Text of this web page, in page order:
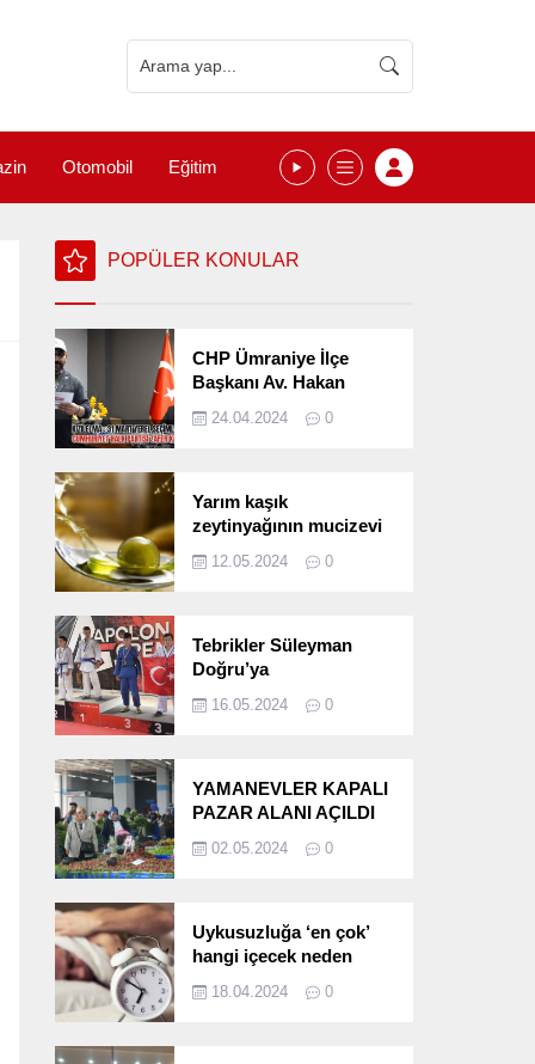
Otomobil Eğitim
POPÜLER KONULAR
CHP Ümraniye İlçe
Başkanı Av. Hakan
Seçimlerini
24.04.2024 0
Yarım kaşık
zeytinyağının mucizevi
12.05.2024 0
Tebrikler Süleyman
Doğru’ya
16.05.2024 0
YAMANEVLER KAPALI
PAZAR ALANI AÇILDI
02.05.2024 0
Uykusuzluğa ‘en çok’
hangi içecek neden
18.04.2024 0